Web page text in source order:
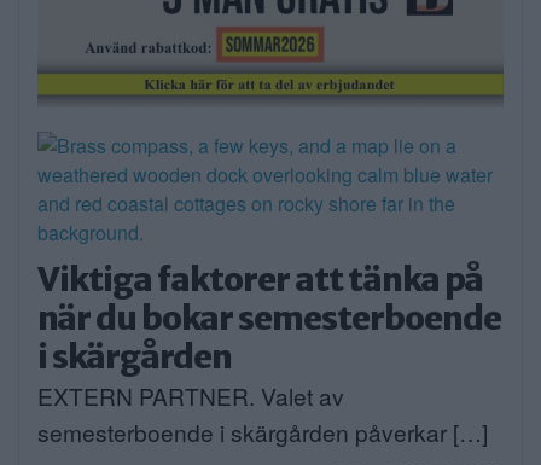
Viktiga faktorer att tänka på
när du bokar semesterboende
i skärgården
EXTERN PARTNER. Valet av
semesterboende i skärgården påverkar […]